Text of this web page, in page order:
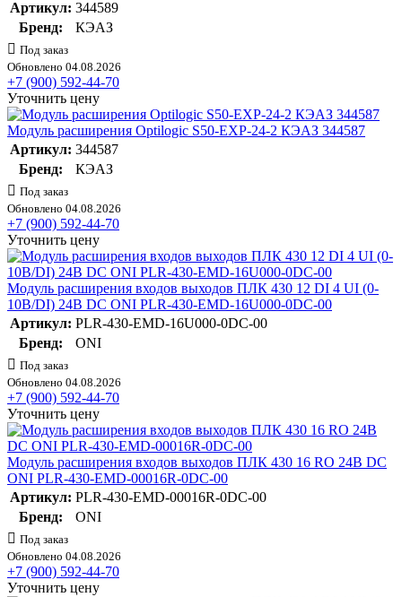
Артикул: 344589
Бренд:
КЭАЗ
Под заказ
Обновлено 04.08.2026
+7 (900) 592-44-70
Уточнить цену
Модуль расширения Optilogic S50-EXP-24-2 КЭАЗ 344587
Артикул: 344587
Бренд:
КЭАЗ
Под заказ
Обновлено 04.08.2026
+7 (900) 592-44-70
Уточнить цену
Модуль расширения входов выходов ПЛК 430 12 DI 4 UI (0-
10В/DI) 24В DC ONI PLR-430-EMD-16U000-0DC-00
Артикул: PLR-430-EMD-16U000-0DC-00
Бренд:
ONI
Под заказ
Обновлено 04.08.2026
+7 (900) 592-44-70
Уточнить цену
Модуль расширения входов выходов ПЛК 430 16 RO 24В DC
ONI PLR-430-EMD-00016R-0DC-00
Артикул: PLR-430-EMD-00016R-0DC-00
Бренд:
ONI
Под заказ
Обновлено 04.08.2026
+7 (900) 592-44-70
Уточнить цену